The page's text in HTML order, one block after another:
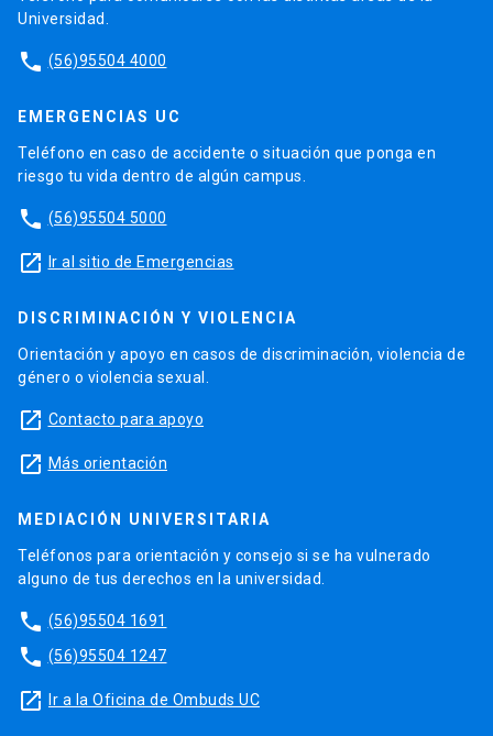
Universidad.
phone (56)95504 4000
EMERGENCIAS UC
Teléfono en caso de accidente o situación que ponga en
riesgo tu vida dentro de algún campus.
phone (56)95504 5000
launch Ir al sitio de Emergencias
DISCRIMINACIÓN Y VIOLENCIA
Orientación y apoyo en casos de discriminación, violencia de
género o violencia sexual.
launch Contacto para apoyo
launch Más orientación
MEDIACIÓN UNIVERSITARIA
Teléfonos para orientación y consejo si se ha vulnerado
alguno de tus derechos en la universidad.
phone (56)95504 1691
phone (56)95504 1247
launch Ir a la Oficina de Ombuds UC